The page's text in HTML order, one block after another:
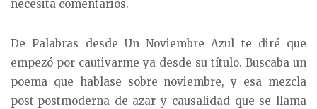
necesita comentarios.
De Palabras desde Un Noviembre Azul te diré que
empezó por cautivarme ya desde su título. Buscaba un
poema que hablase sobre noviembre, y esa mezcla
post-postmoderna de azar y causalidad que se llama